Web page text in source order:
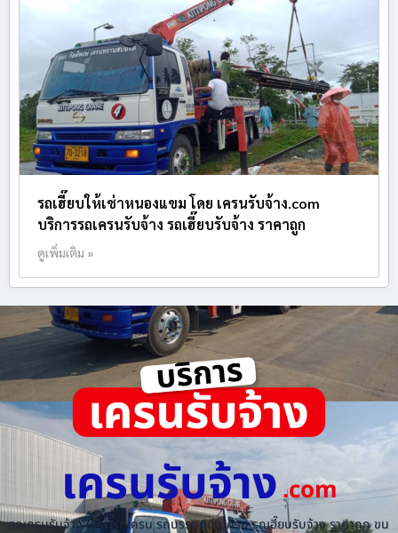
รถเฮี๊ยบให้เช่าหนองแขม โดย เครนรับจ้าง.com
บริการรถเครนรับจ้าง รถเฮี๊ยบรับจ้าง ราคาถูก
ดูเพิ่มเติม »
เครนรับจ้าง.com
รถเครนรับจ้าง ให้เช่ารถเครน รถบรรทุกติดเครน รถเฮี๊ยบรับจ้าง ราคาถูก ขน